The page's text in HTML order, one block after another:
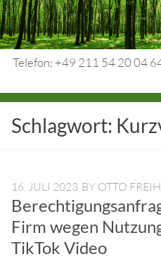
Skip
to
content
Telefon: +49 211 54 20 04
Urheberrecht.
Medienrecht.
Rechtsschutz.
Schlagwort:
16. JULI 2023 BY OTTO
Firm wegen
TikTok Video